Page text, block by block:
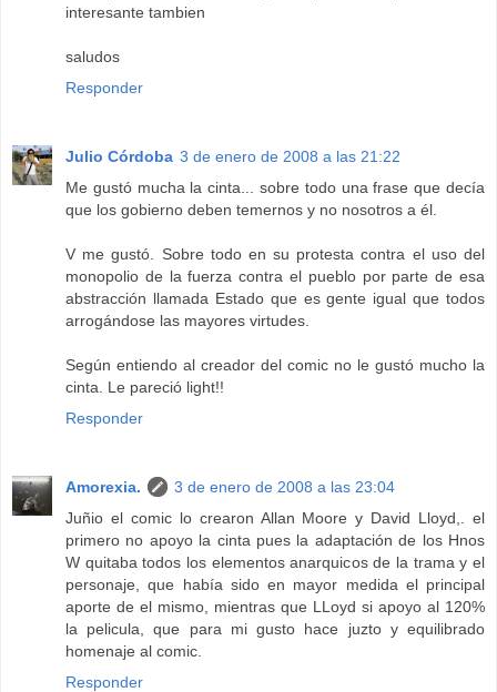
interesante tambien
saludos
Responder
Julio Córdoba 3 de enero de 2008 a las 21:22
Me gustó mucha la cinta... sobre todo una frase que decía
que los gobierno deben temernos y no nosotros a él.
V me gustó. Sobre todo en su protesta contra el uso del
monopolio de la fuerza contra el pueblo por parte de esa
abstracción llamada Estado que es gente igual que todos
arrogándose las mayores virtudes.
Según entiendo al creador del comic no le gustó mucho la
cinta. Le pareció light!!
Responder
Amorexia.
3 de enero de 2008 a las 23:04
Juñio el comic lo crearon Allan Moore y David Lloyd,. el
primero no apoyo la cinta pues la adaptación de los Hnos
W quitaba todos los elementos anarquicos de la trama y el
personaje, que había sido en mayor medida el principal
aporte de el mismo, mientras que LLoyd si apoyo al 120%
la pelicula, que para mi gusto hace juzto y equilibrado
homenaje al comic.
Responder